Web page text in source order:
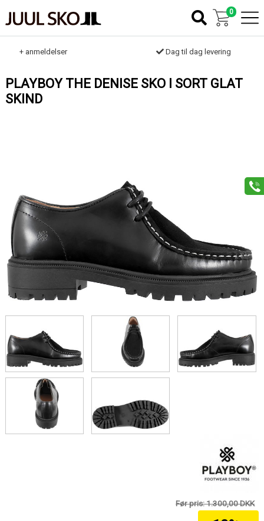
PLAYBOY THE DENISE SKO I SORT GLAT
SKIND
Før pris: 1.300,00 DKK
0
+ anmeldelser Dag til dag levering